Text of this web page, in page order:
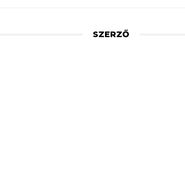
SZERZŐ